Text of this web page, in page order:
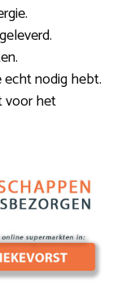
nodig hebt.
voor het